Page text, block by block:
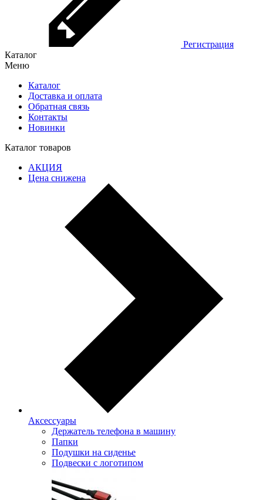
Регистрация
Каталог
Меню
Каталог
Доставка и оплата
Обратная связь
Контакты
Новинки
Каталог товаров
АКЦИЯ
Цена снижена
Аксессуары
Держатель телефона в машину
Папки
Подушки на сиденье
Подвески с логотипом